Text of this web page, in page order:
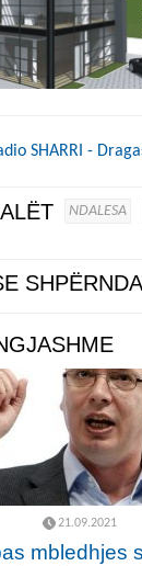
SHARRI -
NDALESA
21.09.2021
mbledhjes